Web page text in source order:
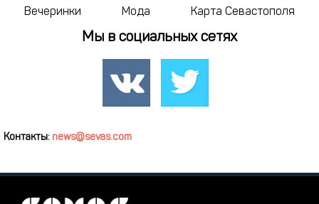
Вечеринки
Мода Карта Севастополя
Мы в социальных сетях
Контакты: news@sevas.com